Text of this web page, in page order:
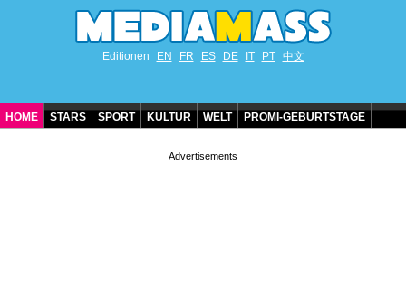
Editionen EN FR ES DE IT PT 中文
HOME STARS SPORT KULTUR WELT PROMI-GEBURTSTAGE